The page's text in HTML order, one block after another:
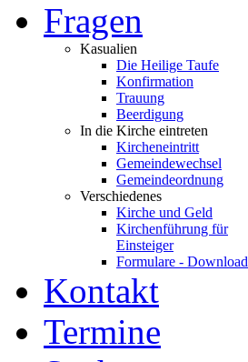
Fragen
Kasualien
Die Heilige Taufe
Konfirmation
Trauung
Beerdigung
In die Kirche eintreten
Kircheneintritt
Gemeindewechsel
Gemeindeordnung
Verschiedenes
Kirche und Geld
Kirchenführung für
Einsteiger
Formulare - Download
Kontakt
Termine